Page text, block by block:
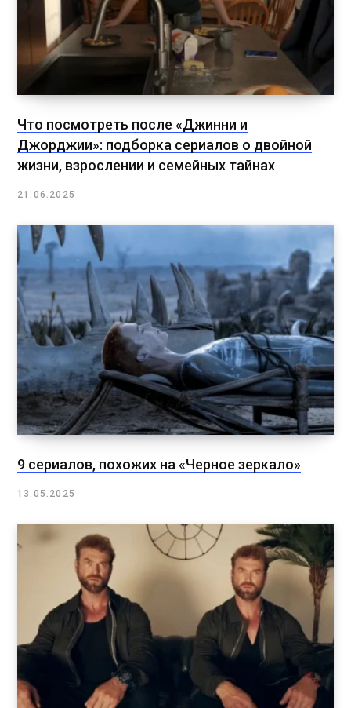
Что посмотреть после «Джинни и
Джорджии»: подборка сериалов о двойной
жизни, взрослении и семейных тайнах
21.06.2025
9 сериалов, похожих на «Черное зеркало»
13.05.2025